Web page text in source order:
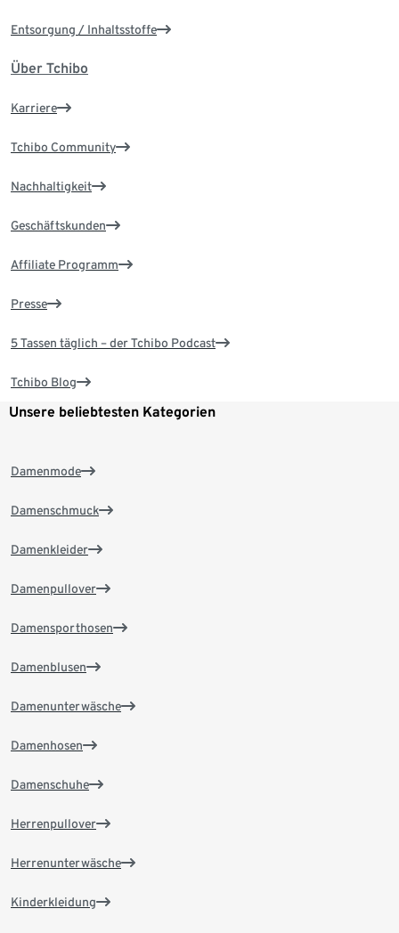
Entsorgung / Inhaltsstoffe
Über Tchibo
Karriere
Tchibo Community
Nachhaltigkeit
Geschäftskunden
Affiliate Programm
Presse
5 Tassen täglich – der Tchibo Podcast
Tchibo Blog
Unsere beliebtesten Kategorien
Damenmode
Damenschmuck
Damenkleider
Damenpullover
Damensporthosen
Damenblusen
Damenunterwäsche
Damenhosen
Damenschuhe
Herrenpullover
Herrenunterwäsche
Kinderkleidung